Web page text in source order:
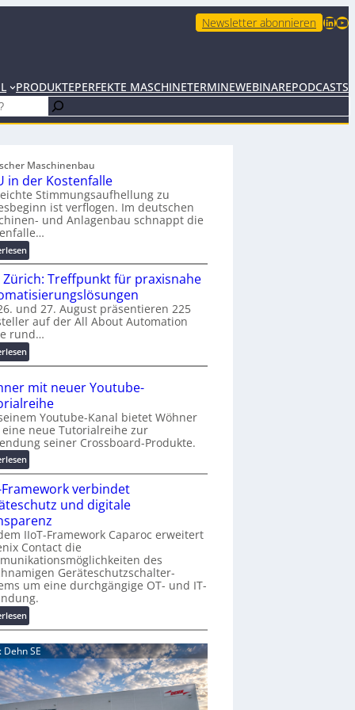
Newsletter abonnieren LinkedIn YouTube
PRODUKTEPERFEKTE MASCHINETERMINEWEBINAREPODCASTS
Maschinenbau
in der Kostenfalle
Stimmungsaufhellung zu
ist verflogen. Im deutschen
und Anlagenbau schnappt die
:
K
M
U
i
n
d
r
o
s
t
e
n
f
a
l
l
e
Zürich: Treffpunkt für praxisnahe
und 27. August präsentieren 225
auf der All About Automation
rund…
:
A
A
Z
ü
r
i
c
:
T
r
e
f
f
p
u
n
k
f
ü
r
p
mit neuer Youtube-
Youtube-Kanal bietet Wöhner
neue Tutorialreihe zur
seiner Crossboard-Produkte.
:
W
ö
h
n
e
r
m
i
t
n
e
u
e
r
Y
o
u
Framework verbindet
und digitale
IIoT-Framework Caparoc erweitert
Contact die
des
Geräteschutzschalter-
um eine durchgängige OT- und IT-
:
I
I
o
T
-
F
Dehn SE